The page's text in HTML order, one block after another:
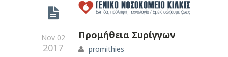
Nov 02
2017
Προμήθεια Συρίγγων
promithies